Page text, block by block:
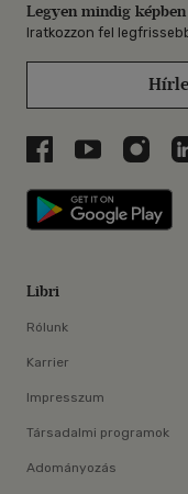
Legyen mindig
Iratkozzon fel
Libri aLibri aLibri
Libri
Rólunk
Karrier
Impresszum
Társadalmi programok
Adományozás